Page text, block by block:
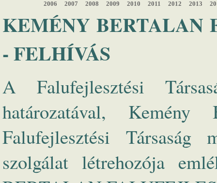
2006 2007 2008 2009 2010 2011 2012 2013
KEMÉNY BERTALAN
- FELHÍVÁS
A Falufejlesztési
határozatával,
Falufejlesztési Társaság
szolgálat létrehozója